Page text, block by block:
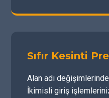
Sıfır Kesinti
Alan adı
İkimisli giriş